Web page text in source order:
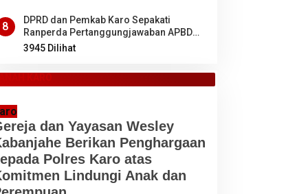
8
DPRD dan Pemkab Karo Sepakati
Ranperda Pertanggungjawaban APBD
2025 Jadi Perda
3945 Dilihat
KARO
dan Yayasan Wesley
Berikan Penghargaan
Polres Karo atas
Lindungi Anak dan